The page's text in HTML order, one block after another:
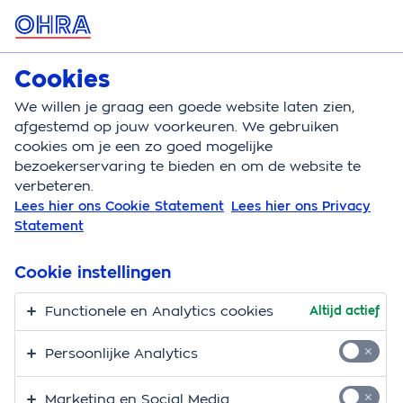
MENU
Reisverzekering
Reisverzekering Schade Vluchtvertraging
Hoe zit het met je
verzekering bij
vluchtvertraging?
Je hebt zin in je vakantie en staat gepakt en gezakt
op de luchthaven. Helaas blijkt daar dat jouw vlucht
flinke vertraging heeft. Balen natuurlijk! Nu mis je de
weten welke kosten je vergoed krijgt vanuit je reis- of
Cookies
We willen je graag een goede website laten zien,
afgestemd op jouw voorkeuren. We gebruiken
cookies om je een zo goed mogelijke
bezoekerservaring te bieden en om de website te
verbeteren.
Lees hier ons Cookie Statement Lees hier ons Privacy
Statement
Cookie instellingen
Functionele en Analytics cookies Altijd actief
Persoonlijke Analytics
Marketing en Social Media